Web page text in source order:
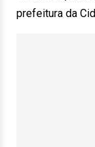
prefeitura da